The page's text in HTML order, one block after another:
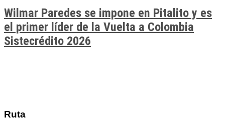
Wilmar Paredes se impone en Pitalito y es
el primer líder de la Vuelta a Colombia
Sistecrédito 2026
Ruta